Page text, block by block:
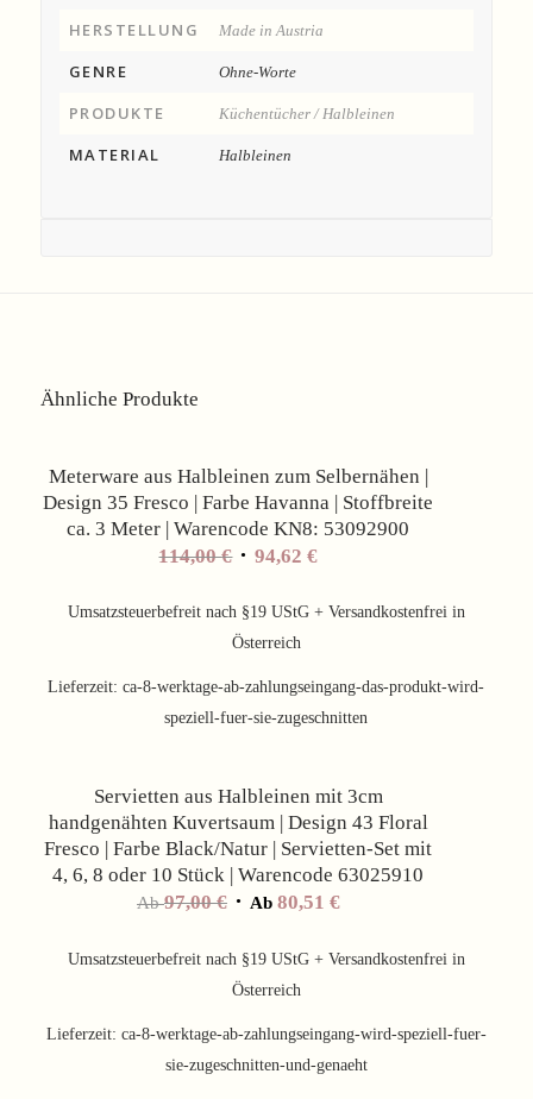
HERSTELLUNG Made in Austria
GENRE Ohne-Worte
PRODUKTE Küchentücher / Halbleinen
MATERIAL Halbleinen
Ähnliche Produkte
Meterware aus Halbleinen zum Selbernähen |
Design 35 Fresco | Farbe Havanna | Stoffbreite
ca. 3 Meter | Warencode KN8: 53092900
114,00€ Ursprünglicher
war:
114,00 €
94,62€Aktueller
ist:
Umsatzsteuerbefreit nach §19 UStG + Versandkostenfrei in
Österreich
Lieferzeit:ca-8-werktage-ab-zahlungseingang-das-produkt-wird-
speziell-fuer-sie-zugeschnitten
Servietten aus Halbleinen mit 3cm
handgenähten Kuvertsaum | Design 43 Floral
Fresco | Farbe Black/Natur | Servietten-Set mit
4, 6, 8 oder 10 Stück | Warencode 63025910
Ab97,00€ Ab 80,51 €
Umsatzsteuerbefreit nach §19 UStG + Versandkostenfrei in
Österreich
Lieferzeit: ca-8-werktage-ab-zahlungseingang-wird-speziell-fuer-
sie-zugeschnitten-und-genaeht